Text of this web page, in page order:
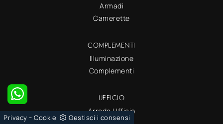
Armadi
Camerette
COMPLEMENTI
Illuminazione
Complementi
UFFICIO
Arredo Ufficio
Privacy - Cookie Gestisci i consensi